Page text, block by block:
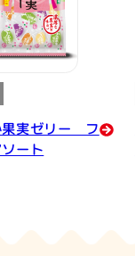
果実ゼリー フ
ート